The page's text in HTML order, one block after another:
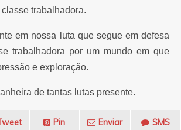
trabalhadora.
em nossa luta que segue em defesa
trabalhadora por um mundo em que
e exploração.
de tantas lutas presente.
Pin
Enviar
SMS